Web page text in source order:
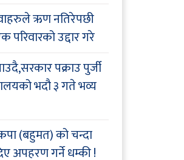
ऋण नतिरेपछी
परिवारको उद्दार गरे
पक्राउ पुर्जी
भदौ ३ गते भव्य
(बहुमत) को चन्दा
अपहरण गर्ने धम्की !